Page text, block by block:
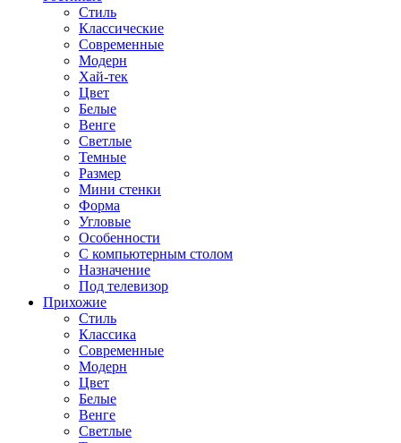
Стиль
Классические
Современные
Модерн
Хай-тек
Цвет
Белые
Венге
Светлые
Темные
Размер
Мини стенки
Форма
Угловые
Особенности
С компьютерным столом
Назначение
Под телевизор
Прихожие
Стиль
Классика
Современные
Модерн
Цвет
Белые
Венге
Светлые